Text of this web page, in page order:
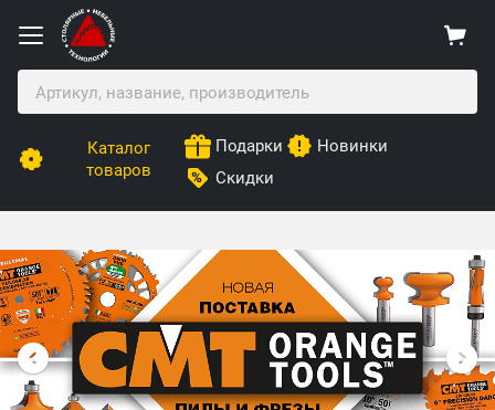
Каталог
товаров
Подарки
Новинки
Скидки
Столярные Мебельные Технологии